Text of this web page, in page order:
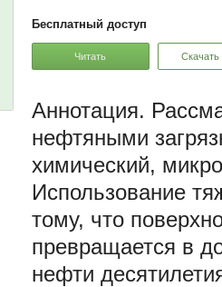
Бесплатный доступ
Читать Скачать
нефтяными
химический,
Использование
тому, что
превращается в
нефти